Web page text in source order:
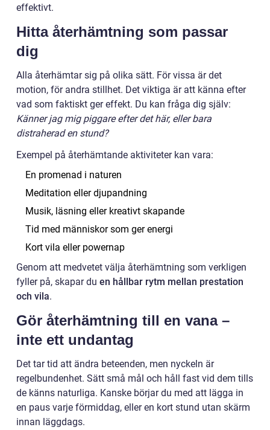
effektivt.
Hitta återhämtning som passar
dig
Alla återhämtar sig på olika sätt. För vissa är det
motion, för andra stillhet. Det viktiga är att känna efter
vad som faktiskt ger effekt. Du kan fråga dig själv:
Känner jag mig piggare efter det här, eller bara
distraherad en stund?
Exempel på återhämtande aktiviteter kan vara:
En promenad i naturen
Meditation eller djupandning
Musik, läsning eller kreativt skapande
Tid med människor som ger energi
Kort vila eller powernap
Genom att medvetet välja återhämtning som verkligen
fyller på, skapar du en hållbar rytm mellan prestation
och vila.
Gör återhämtning till en vana –
inte ett undantag
Det tar tid att ändra beteenden, men nyckeln är
regelbundenhet. Sätt små mål och håll fast vid dem tills
de känns naturliga. Kanske börjar du med att lägga in
en paus varje förmiddag, eller en kort stund utan skärm
innan läggdags.